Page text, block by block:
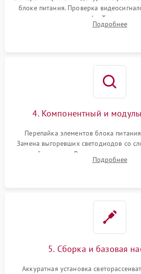
блоке питания. Проверка
помощью осциллографа.
светодиодных планок подсветки
Подробнее
4. Компонентный и
Перепайка элементов блока
Замена выгоревших светодиодов со
хрупкой матрицы. Восстановление
прошивка микросхем памяти
Подробнее
5. Сборка и базовая
Аккуратная установка